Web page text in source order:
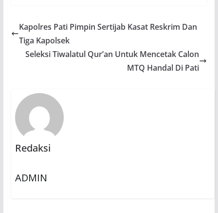
Kapolres Pati Pimpin Sertijab Kasat Reskrim Dan
Tiga Kapolsek
Seleksi Tiwalatul Qur’an Untuk Mencetak Calon
MTQ Handal Di Pati
Redaksi
ADMIN